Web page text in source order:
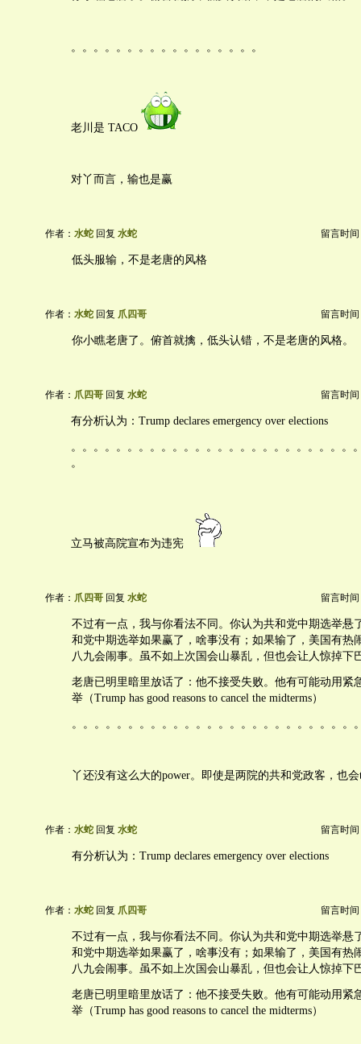
。。。。。。。。。。。。。。。。。
老川是 TACO
对丫而言，输也是赢
作者： 水蛇 回复 水蛇 留言时间
低头服输，不是老唐的风格
作者： 水蛇 回复 爪四哥 留言时间
你小瞧老唐了。俯首就擒，低头认错，不是老唐的风格。
作者： 爪四哥 回复 水蛇 留言时间
有分析认为：Trump declares emergency over elections
。。。。。。。。。。。。。。。。。。。。。。。。。
。
立马被高院宣布为违宪
作者： 爪四哥 回复 水蛇 留言时间
不过有一点，我与你看法不同。你认为共和党中期选举悬
和党中期选举如果赢了，啥事没有；如果输了，美国有热
八九会闹事。虽不如上次国会山暴乱，但也会让人惊掉下
老唐已明里暗里放话了：他不接受失败。他有可能动用紧
举（Trump has good reasons to cancel the midterms）
。。。。。。。。。。。。。。。。。。。。。。。。。
丫还没有这么大的power。即使是两院的共和党政客，也
作者： 水蛇 回复 水蛇 留言时间
有分析认为：Trump declares emergency over elections
作者： 水蛇 回复 爪四哥 留言时间
不过有一点，我与你看法不同。你认为共和党中期选举悬
和党中期选举如果赢了，啥事没有；如果输了，美国有热
八九会闹事。虽不如上次国会山暴乱，但也会让人惊掉下
老唐已明里暗里放话了：他不接受失败。他有可能动用紧
举（Trump has good reasons to cancel the midterms）